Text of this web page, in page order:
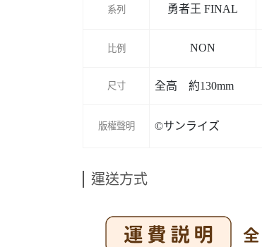
系列 勇者王 FINAL
比例 NON
尺寸 全高 約130mm
版權聲明 ©サンライズ
運送方式